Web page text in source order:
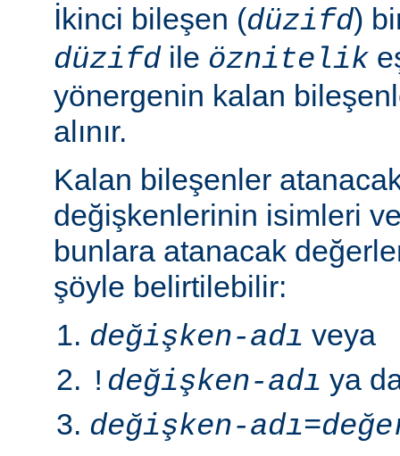
İkinci bileşen (düzifd)
düzifdile öznitelik
yönergenin kalan
alınır.
Kalan bileşenler
değişkenlerinin isimleri
bunlara atanacak
şöyle belirtilebilir:
değişken-adı veya
! değişken-adı ya
değişken-adı=